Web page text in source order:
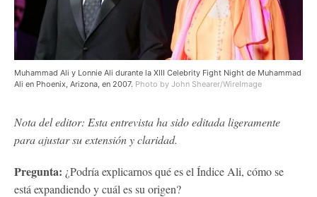
Muhammad Ali y Lonnie Ali durante la XIII Celebrity Fight Night de Muhammad
Ali en Phoenix, Arizona, en 2007. Photo by John Shearer/WireImage
Nota del editor: Esta entrevista ha sido editada ligeramente
para ajustar su extensión y claridad.
Pregunta: ¿Podría explicarnos qué es el Índice Ali, cómo se
está expandiendo y cuál es su origen?